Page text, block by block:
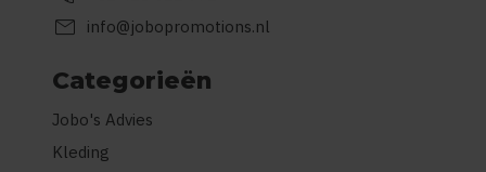
mail info@jobopromotions.nl
Categorieën
Jobo's Advies
Kleding